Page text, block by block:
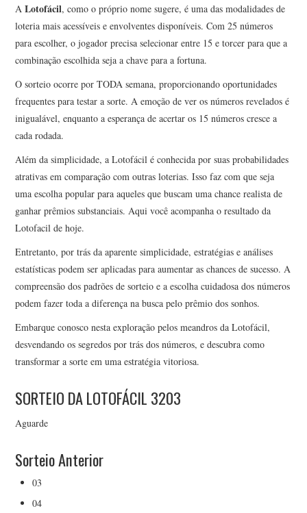
ALotofácil, como o próprio nome sugere, é uma das modalidades de
loteria mais acessíveis e envolventes disponíveis. Com 25 números
para escolher, o jogador precisa selecionar entre 15 e torcer para que a
combinação escolhida seja a chave para a fortuna.
O sorteio ocorre por TODA semana, proporcionando oportunidades
frequentes para testar a sorte. A emoção de ver os números revelados é
inigualável, enquanto a esperança de acertar os 15 números cresce a
cada rodada.
Além da simplicidade, a Lotofácil é conhecida por suas probabilidades
atrativas em comparação com outras loterias. Isso faz com que seja
uma escolha popular para aqueles que buscam uma chance realista de
ganhar prêmios substanciais. Aqui você acompanha o resultado da
Lotofacil de hoje.
Entretanto, por trás da aparente simplicidade, estratégias e análises
estatísticas podem ser aplicadas para aumentar as chances de sucesso. A
compreensão dos padrões de sorteio e a escolha cuidadosa dos números
podem fazer toda a diferença na busca pelo prêmio dos sonhos.
Embarque conosco nesta exploração pelos meandros da Lotofácil,
desvendando os segredos por trás dos números, e descubra como
transformar a sorte em uma estratégia vitoriosa.
SORTEIO DA LOTOFÁCIL 3203
Aguarde
Sorteio Anterior
03
04